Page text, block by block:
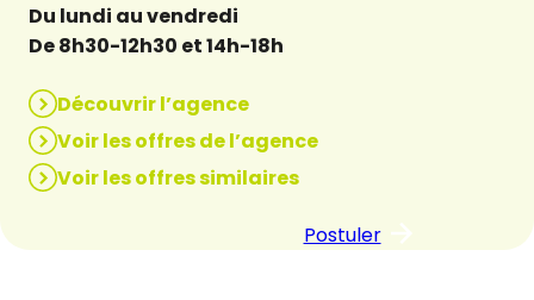
Du lundi au vendredi
De 8h30-12h30 et 14h-18h
Découvrir l’agence
Voir les offres de l’agence
Voir les offres similaires
Postuler